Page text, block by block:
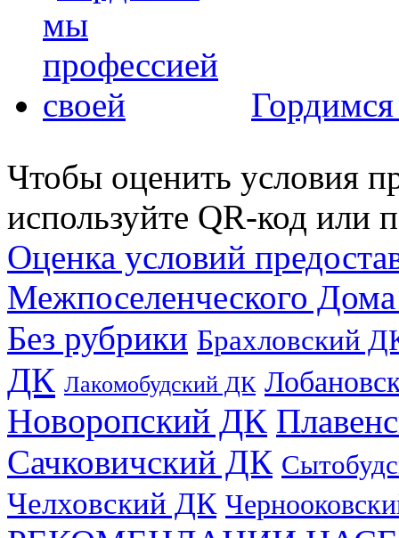
Чтобы оценить условия
используйте QR-код или
Оценка условий
Межпоселенческого
Без рубрики Брахловский
ДК Лакомобудский ДК
Новоропский ДК
Сачковичский ДК
Челховский ДК